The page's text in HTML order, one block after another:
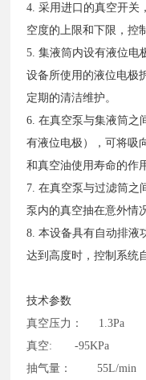
4. 采用进口的真空开关
空度的上限和下限，控
5. 集液筒内设有液位电
设备所使用的液位电极
定期的清洁维护。
6. 在真空泵与集液筒之
有液位电极），可将吸
和真空油使用寿命的作
7. 在真空泵与过滤筒之
泵内的真空抽在意外情
8. 本设备具有自动排液
达到高度时，控制系统
技术参数
真空压力：
1.3Pa
真空: -95KPa
抽气量：
55L/min